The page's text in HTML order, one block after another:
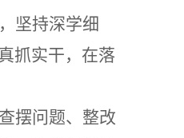
坚持深学细
抓实干，在落
摆问题、整改